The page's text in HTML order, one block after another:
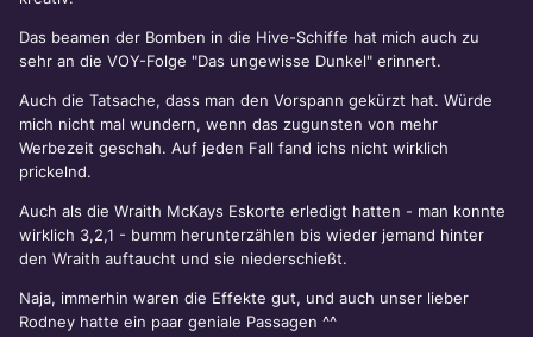
Das beamen der Bomben in die Hive-Schiffe hat mich auch zu
sehr an die VOY-Folge "Das ungewisse Dunkel" erinnert.
Auch die Tatsache, dass man den Vorspann gekürzt hat. Würde
mich nicht mal wundern, wenn das zugunsten von mehr
Werbezeit geschah. Auf jeden Fall fand ichs nicht wirklich
prickelnd.
Auch als die Wraith McKays Eskorte erledigt hatten - man konnte
wirklich 3,2,1 - bumm herunterzählen bis wieder jemand hinter
den Wraith auftaucht und sie niederschießt.
Naja, immerhin waren die Effekte gut, und auch unser lieber
Rodney hatte ein paar geniale Passagen ^^